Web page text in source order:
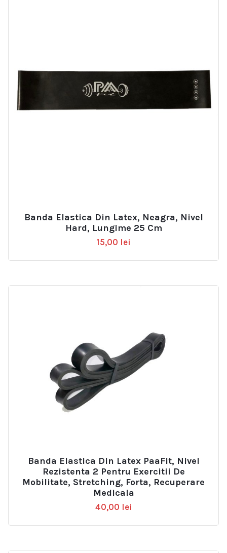
Banda Elastica Din Latex, Neagra, Nivel
Hard, Lungime 25 Cm
15,00 lei
Banda Elastica Din Latex PaaFit, Nivel
Rezistenta 2 Pentru Exercitii De
Mobilitate, Stretching, Forta, Recuperare
Medicala
40,00 lei